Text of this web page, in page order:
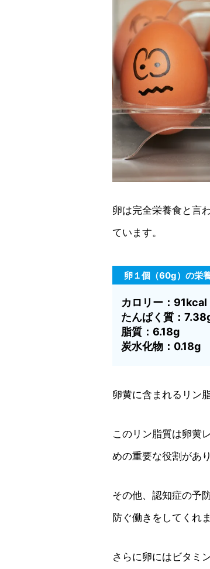
卵は完全栄養食と言
ています。
卵１個（60g）の栄
カロリー：91kcal
たんぱく質：
脂質：6.18g
炭水化物：0.18g
卵黄に含まれるリン
このリン脂質は卵黄
めの重要な役割があり
その他、認知症の予
防ぐ働きをしてくれま
さらに卵にはビタミ